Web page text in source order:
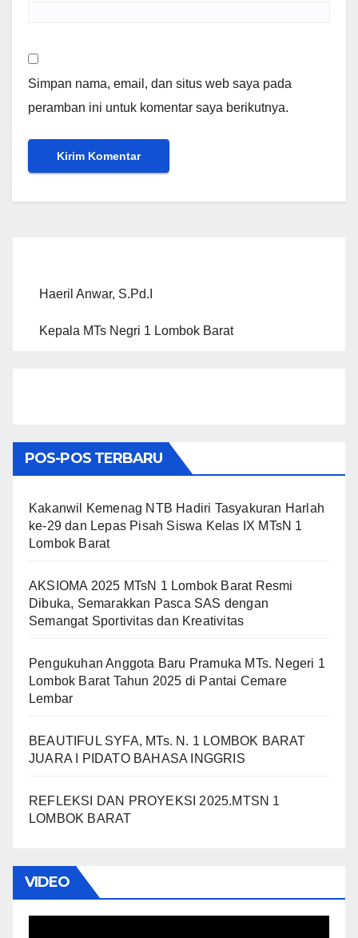
Simpan nama, email, dan situs web saya pada
peramban ini untuk komentar saya berikutnya.
Haeril Anwar, S.Pd.I
Kepala MTs Negri 1 Lombok Barat
POS-POS TERBARU
Kakanwil Kemenag NTB Hadiri Tasyakuran Harlah
ke-29 dan Lepas Pisah Siswa Kelas IX MTsN 1
Lombok Barat
AKSIOMA 2025 MTsN 1 Lombok Barat Resmi
Dibuka, Semarakkan Pasca SAS dengan
Semangat Sportivitas dan Kreativitas
Pengukuhan Anggota Baru Pramuka MTs. Negeri 1
Lombok Barat Tahun 2025 di Pantai Cemare
Lembar
BEAUTIFUL SYFA, MTs. N. 1 LOMBOK BARAT
JUARA I PIDATO BAHASA INGGRIS
REFLEKSI DAN PROYEKSI 2025.MTSN 1
LOMBOK BARAT
VIDEO